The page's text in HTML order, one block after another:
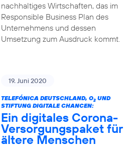
nachhaltiges Wirtschaften, das im
Responsible Business Plan des
Unternehmens und dessen
Umsetzung zum Ausdruck kommt.
19. Juni 2020
TELEFÓNICA DEUTSCHLAND, O2UND
STIFTUNG DIGITALE CHANCEN:
Ein digitales Corona-
Versorgungspaket für
ältere Menschen